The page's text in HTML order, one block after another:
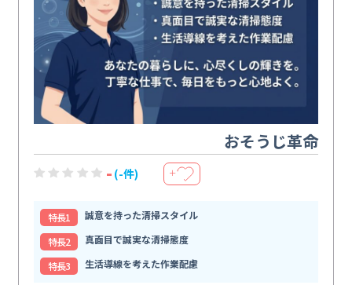
おそうじ革命
- (-件) ＋
特⻑1
誠意を持った清掃スタイル
特⻑2
真面目で誠実な清掃態度
特⻑3
生活導線を考えた作業配慮